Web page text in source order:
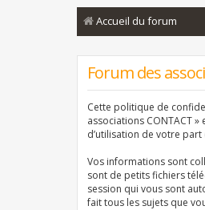
Accueil du forum
Forum des
Cette politique de
associations CONTACT
d’utilisation de votre
Vos informations sont
sont de petits fichiers
session qui vous sont
fait tous les sujets que